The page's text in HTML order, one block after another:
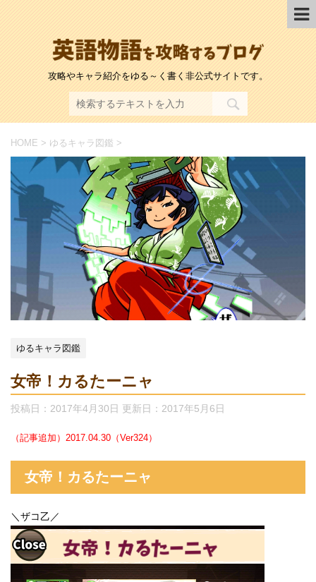
攻略やキャラ紹介をゆる～く書く非公式サイトです。
HOME > ゆるキャラ図鑑 >
ゆるキャラ図鑑
女帝！カるたーニャ
投稿日：2017年4月30日 更新日： 2017年5月6日
（記事追加）2017.04.30（Ver324）
女帝！カるたーニャ
＼ザコ乙／